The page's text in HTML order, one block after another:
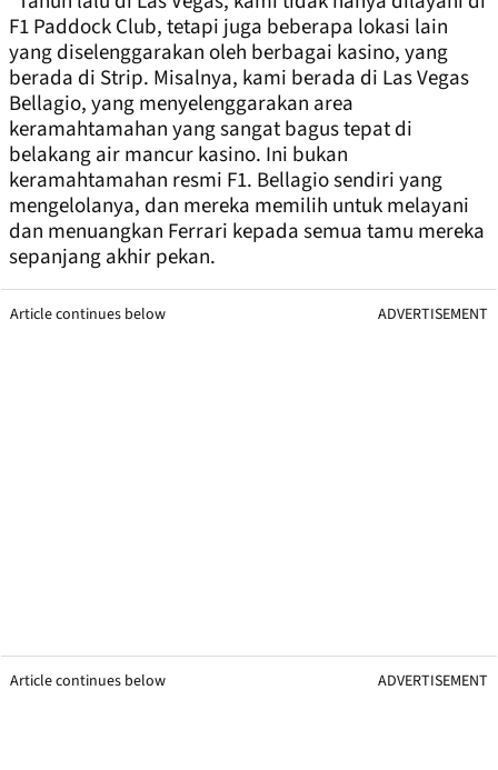
F1 Paddock Club, tetapi juga beberapa lokasi lain
yang diselenggarakan oleh berbagai kasino, yang
berada di Strip. Misalnya, kami berada di Las Vegas
Bellagio, yang menyelenggarakan area
keramahtamahan yang sangat bagus tepat di
belakang air mancur kasino. Ini bukan
keramahtamahan resmi F1. Bellagio sendiri yang
mengelolanya, dan mereka memilih untuk melayani
dan menuangkan Ferrari kepada semua tamu mereka
sepanjang akhir pekan.
Article continues below ADVERTISEMENT
Article continues below ADVERTISEMENT